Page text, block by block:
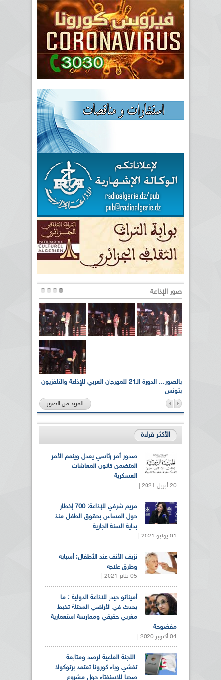
صور الإذاعة
بالصور... الدورة الـ21 للمهرجان العربي للإذاعة والتلفزيون
بتونس
المزيد من الصور
الأكثر قراءة
صدور أمر رئاسي يعدل ويتمم الأمر
المتضمن قانون المعاشات
العسكرية
20 أبريل 2021 |
مريم شرفي للإذاعة: 700 إخطار
حول المساس بحقوق الطفل منذ
بداية السنة الجارية
01 يونيو 2021 |
نزيف الأنف عند الأطفال: أسبابه
وطرق علاجه
05 يناير 2021 |
أميناتو حيدر للاذاعة الدولية : ما
يحدث في الأراضي المحتلة تخبط
مغربي حقيقي وممارسة استعمارية
مفضوحة
04 أكتوبر 2020 |
اللجنة العلمية لرصد ومتابعة
تفشي وباء كورونا تعتمد برتوكولا
صحيا للاستفتاء حول مشروع